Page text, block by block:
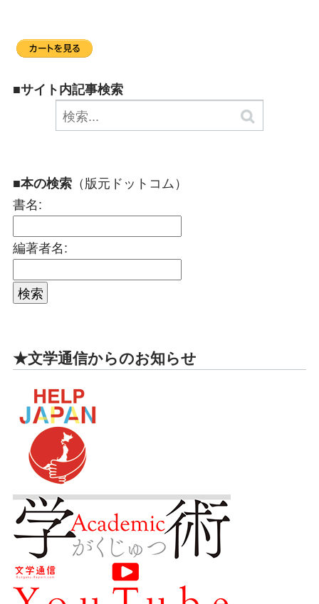
■サイト内記事検索
■本の検索 （版元ドットコム）
書名:
編著者名:
★文学通信からのお知らせ